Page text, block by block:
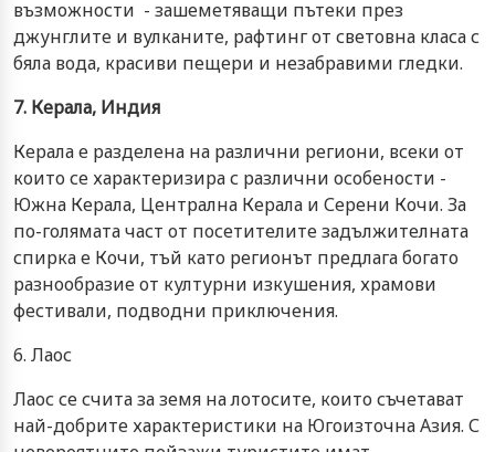
възможности - зашеметяващи пътеки през
джунглите и вулканите, рафтинг от световна класа с
бяла вода, красиви пещери и незабравими гледки.
7. Керала, Индия
Керала е разделена на различни региони, всеки от
които се характеризира с различни особености -
Южна Керала, Централна Керала и Серени Кочи. За
по-голямата част от посетителите задължителната
спирка е Кочи, тъй като регионът предлага богато
разнообразие от културни изкушения, храмови
фестивали, подводни приключения.
6. Лаос
Лаос се счита за земя на лотосите, които съчетават
най-добрите характеристики на Югоизточна Азия. С